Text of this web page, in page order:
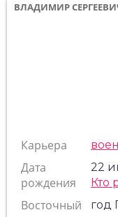
ВЛАДИМИР
Карьера
Дата
рождения
22
Кто
Восточный
год